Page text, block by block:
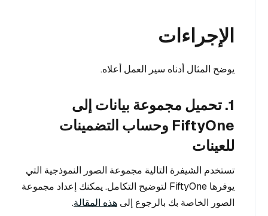
الإجراءات
يوضح المثال أدناه سير العمل أعلاه.
1. تحميل مجموعة بيانات إلى
FiftyOne وحساب التضمينات
للعينات
تستخدم الشيفرة التالية مجموعة الصور النموذجية التي
يوفرها FiftyOne لتوضيح التكامل. يمكنك إعداد مجموعة
الصور الخاصة بك بالرجوع إلى هذه المقالة.